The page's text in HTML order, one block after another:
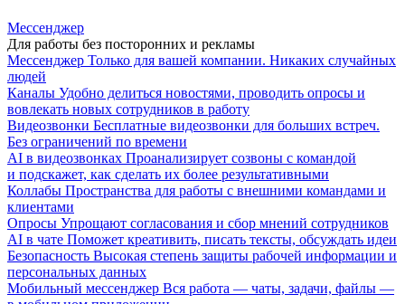
Мессенджер
Для работы без посторонних и рекламы
Мессенджер Только для вашей компании. Никаких случайных
людей
Каналы Удобно делиться новостями, проводить опросы и
вовлекать новых сотрудников в работу
Видеозвонки Бесплатные видеозвонки для больших встреч.
Без ограничений по времени
AI в видеозвонках Проанализирует созвоны с командой
и подскажет, как сделать их более результативными
Коллабы Пространства для работы с внешними командами и
клиентами
Опросы Упрощают согласования и сбор мнений сотрудников
AI в чате Поможет креативить, писать тексты, обсуждать идеи
Безопасность Высокая степень защиты рабочей информации и
персональных данных
Мобильный мессенджер Вся работа — чаты, задачи, файлы —